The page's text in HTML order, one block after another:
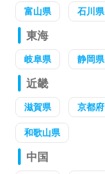
富山県 石川県
東海
岐阜県 静岡県
近畿
滋賀県 京都府
和歌山県
中国